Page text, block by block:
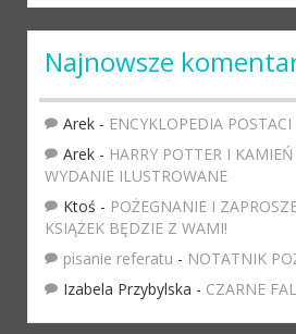
Najnowsze
Arek - ENCYKLOPEDIA POSTACI
Arek - HARRY POTTER I
WYDANIE ILUSTROWANE
Ktoś - POŻEGNANIE I
KSIĄŻEK BĘDZIE Z WAMI!
pisanie referatu - NOTATNIK
Izabela Przybylska - CZARNE